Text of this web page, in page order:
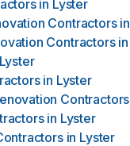
in Lyster
Contractors in
Contractors in
Lyster
in Lyster
Contractors
in Lyster
in Lyster